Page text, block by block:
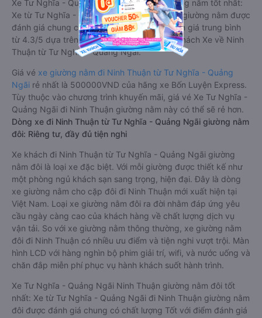
Xe Tư Nghĩa - Quảng Ngãi Ninh Thuận giường nằm tốt nhất:
Xe từ Tư Nghĩa - Quảng Ngãi đi Ninh Thuận giường nằm được
đánh giá chung chất lượng Tốt với điểm đánh giá trung bình
từ 4.3/5 dựa trên 4400 phản hồi của hành khách Xe về Ninh
Thuận từ Tư Nghĩa - Quảng Ngãi.
Giá vé xe giường nằm đi Ninh Thuận từ Tư Nghĩa - Quảng
Ngãi rẻ nhất là 500000VND của hãng xe Bốn Luyện Express.
Tùy thuộc vào chương trình khuyến mãi, giá vé Xe Tư Nghĩa -
Quảng Ngãi đi Ninh Thuận giường nằm này có thể sẽ rẻ hơn.
Dòng xe đi Ninh Thuận từ Tư Nghĩa - Quảng Ngãi giường nằm
đôi: Riêng tư, đầy đủ tiện nghi
Xe khách đi Ninh Thuận từ Tư Nghĩa - Quảng Ngãi giường
nằm đôi là loại xe đặc biệt. Với mỗi giường được thiết kế như
một phòng ngủ khách sạn sang trọng, hiện đại. Đây là dòng
xe giường nằm cho cặp đôi đi Ninh Thuận mới xuất hiện tại
Việt Nam. Loại xe giường nằm đôi ra đời nhằm đáp ứng yêu
cầu ngày càng cao của khách hàng về chất lượng dịch vụ
vận tải. So với xe giường nằm thông thường, xe giường nằm
đôi đi Ninh Thuận có nhiều ưu điểm và tiện nghi vượt trội. Màn
hình LCD với hàng nghìn bộ phim giải trí, wifi, và nước uống và
chăn đắp miễn phí phục vụ hành khách suốt hành trình.
Xe Tư Nghĩa - Quảng Ngãi Ninh Thuận giường nằm đôi tốt
nhất: Xe từ Tư Nghĩa - Quảng Ngãi đi Ninh Thuận giường nằm
đôi được đánh giá chung có chất lượng Tốt với điểm đánh giá